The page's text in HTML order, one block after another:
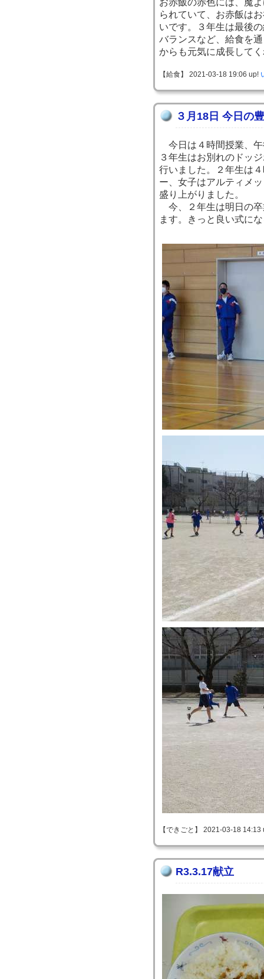
お赤飯の赤色には、魔
られていて、お赤飯は
いです。３年生は最後
バランスなど、給食を
からも元気に成長して
【給食】 2021-03-18 19:06 up!
３月18日 今日の
今日は４時間授業、
３年生はお別れのドッ
行いました。２年生は
ー、女子はアルティメ
盛り上がりました。
今、２年生は明日の卒
ます。きっと良い式に
【できごと】 2021-03-18
R3.3.17献立